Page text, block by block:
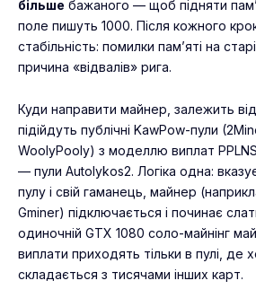
більше бажаного — щоб підняти
поле пишуть 1000. Після кожного
стабільність: помилки пам’яті на
причина «відвалів» рига.
Куди направити майнер, залежить
підійдуть публічні KawPow-пули
WoolyPooly) з моделлю виплат PPLNS
— пули Autolykos2. Логіка одна:
пулу і свій гаманець, майнер
Gminer) підключається і починає
одиночній GTX 1080 соло-майнінг
виплати приходять тільки в пулі, де
складається з тисячами інших карт.